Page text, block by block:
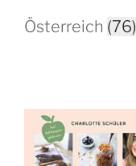
Österreich (76)